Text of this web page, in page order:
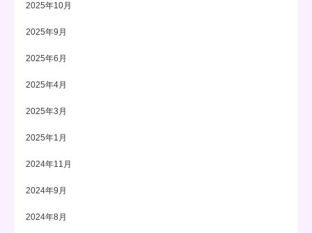
2025年10月
2025年9月
2025年6月
2025年4月
2025年3月
2025年1月
2024年11月
2024年9月
2024年8月